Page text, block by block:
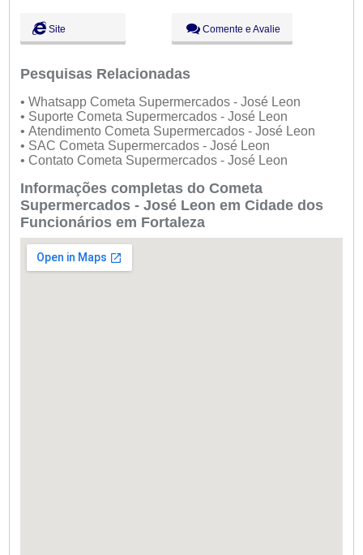
Site Comente e Avalie
Pesquisas Relacionadas
• Whatsapp Cometa Supermercados - José Leon
• Suporte Cometa Supermercados - José Leon
• Atendimento Cometa Supermercados - José Leon
• SAC Cometa Supermercados - José Leon
• Contato Cometa Supermercados - José Leon
Informações completas do Cometa
Supermercados - José Leon em Cidade dos
Funcionários em Fortaleza